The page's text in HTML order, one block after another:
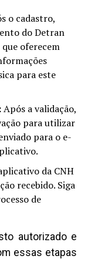
o cadastro,
do Detran
oferecem
para este
Após a validação,
para utilizar
para o e-
da CNH
recebido. Siga
de
autorizado e
essas etapas